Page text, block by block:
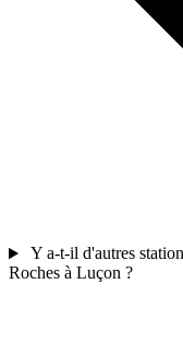
Y a-t-il d'autres
Roches à Luçon ?